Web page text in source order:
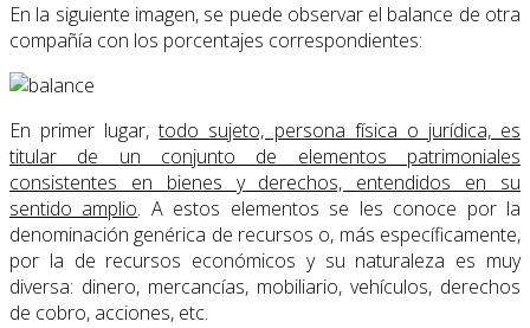
En la siguiente imagen, se puede observar el balance de otra
compañía con los porcentajes correspondientes:
En primer lugar,todo sujeto, persona física o jurídica, es
titular de un conjunto de elementos patrimoniales
consistentes en bienes y derechos, entendidos en su
sentido amplio. A estos elementos se les conoce por la
denominación genérica de recursos o, más específicamente,
por la de recursos económicos y su naturaleza es muy
diversa: dinero, mercancías, mobiliario, vehículos, derechos
de cobro, acciones, etc.